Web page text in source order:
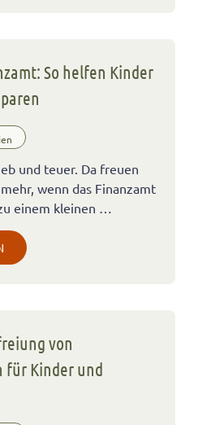
So helfen Kinder
und teuer. Da freuen
wenn das Finanzamt
einem kleinen …
von
für Kinder und